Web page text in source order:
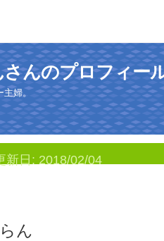
んのプロフィー
主婦。
新日: 2018/02/04
ん